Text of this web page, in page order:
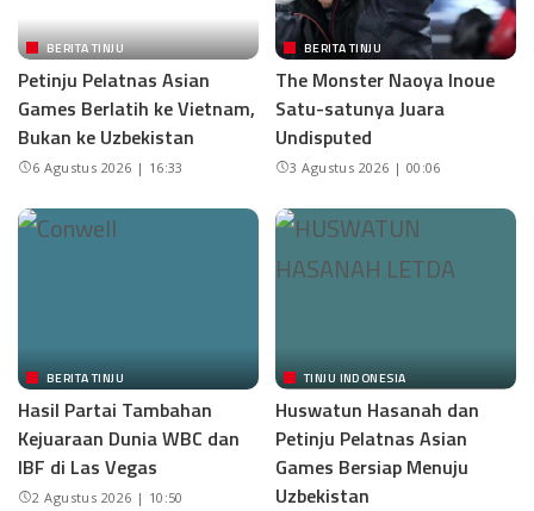
BERITA TINJU
Petinju Pelatnas Asian
Games Berlatih ke Vietnam,
Bukan ke Uzbekistan
6 Agustus 2026 | 16:33
BERITA TINJU
The Monster Naoya Inoue
Satu-satunya Juara
Undisputed
3 Agustus 2026 | 00:06
BERITA TINJU
Hasil Partai Tambahan
Kejuaraan Dunia WBC dan
IBF di Las Vegas
2 Agustus 2026 | 10:50
TINJU INDONESIA
Huswatun Hasanah dan
Petinju Pelatnas Asian
Games Bersiap Menuju
Uzbekistan